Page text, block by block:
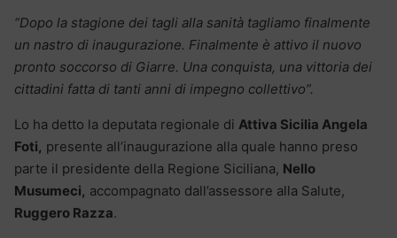
“Dopo la stagione dei tagli alla sanità tagliamo finalmente
un nastro di inaugurazione. Finalmente è attivo il nuovo
pronto soccorso di Giarre. Una conquista, una vittoria dei
cittadini fatta di tanti anni di impegno collettivo”.
Lo ha detto la deputata regionale di Attiva Sicilia Angela
Foti, presente all’inaugurazione alla quale hanno preso
parte il presidente della Regione Siciliana, Nello
Musumeci, accompagnato dall’assessore alla Salute,
Ruggero Razza.